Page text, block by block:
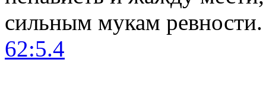
сильным мукам
62:5.4